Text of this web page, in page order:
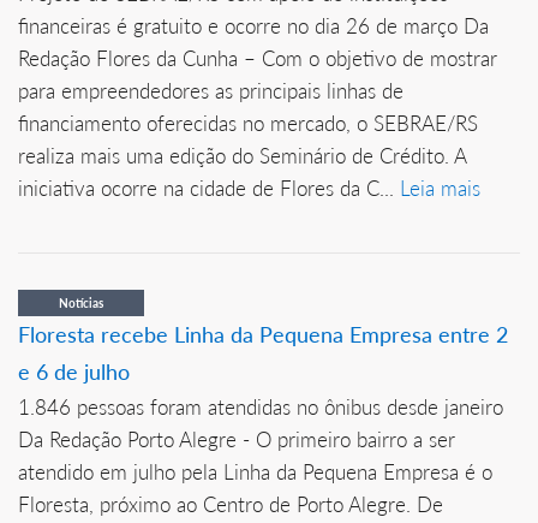
financeiras é gratuito e ocorre no dia 26 de março Da
Redação Flores da Cunha – Com o objetivo de mostrar
para empreendedores as principais linhas de
financiamento oferecidas no mercado, o SEBRAE/RS
realiza mais uma edição do Seminário de Crédito. A
iniciativa ocorre na cidade de Flores da C... Leia mais
Notícias
Floresta recebe Linha da Pequena Empresa entre 2
e 6 de julho
1.846 pessoas foram atendidas no ônibus desde janeiro
Da Redação Porto Alegre - O primeiro bairro a ser
atendido em julho pela Linha da Pequena Empresa é o
Floresta, próximo ao Centro de Porto Alegre. De